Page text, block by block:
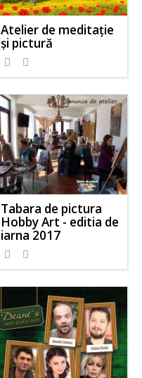
Atelier de meditaţie
şi pictură
Tabara de pictura
Hobby Art - editia de
iarna 2017